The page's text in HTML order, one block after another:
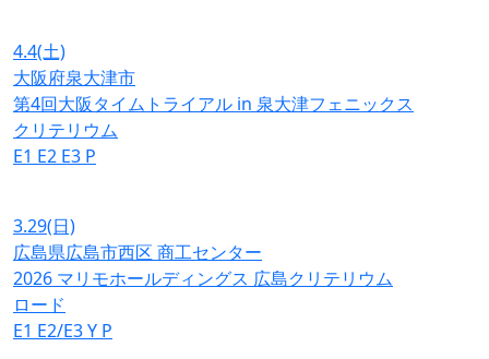
4.4(土)
大阪府泉大津市
第4回大阪タイムトライアル in 泉大津フェニックス
クリテリウム
E1 E2 E3 P
3.29(日)
広島県広島市西区 商工センター
2026 マリモホールディングス 広島クリテリウム
ロード
E1 E2/E3Y P